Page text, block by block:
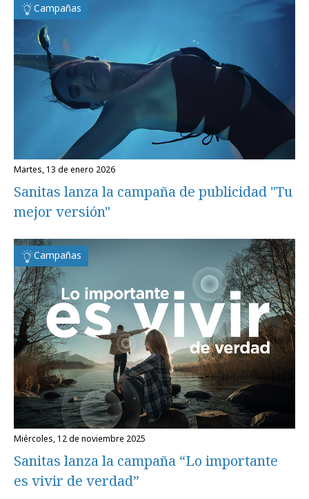
Campañas
martes, 13 de enero 2026
Sanitas lanza la campaña de publicidad "Tu
mejor versión"
Campañas
miércoles, 12 de noviembre 2025
Sanitas lanza la campaña “Lo importante
es vivir de verdad”